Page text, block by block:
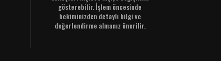
gösterebilir. İşlem öncesinde
hekiminizden detaylı bilgi ve
değerlendirme almanız önerilir.